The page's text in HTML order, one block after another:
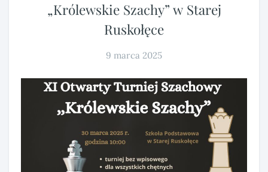
„Królewskie Szachy” w Starej
Ruskołęce
9 marca 2025